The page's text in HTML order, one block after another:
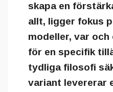
skapa en
allt, ligger fokus
modeller, var
för en specifik
tydliga filosofi
variant levererar